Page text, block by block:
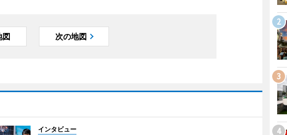
図 次の地図
インタビュー